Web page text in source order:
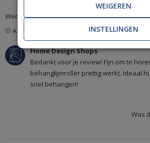
Werkt prima
read more about review content
Reactie van winkeleigenaar op
Design Shops over Tue Jan 06 2026
Home Design Shops
Bedankt voor je review! Fijn om te
behanglijmroller prettig werkt. Ideaal
snel behangen!
Aangemoedigde recensie
Was
WEIGEREN
INSTELLINGEN